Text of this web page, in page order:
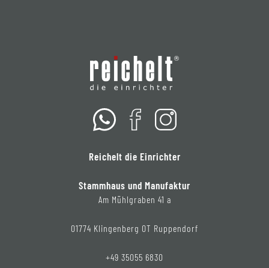
Reichelt die Einrichter
Stammhaus und Manufaktur
Am Mühlgraben 41 a
01774 Klingenberg OT Ruppendorf
+49 35055 6830